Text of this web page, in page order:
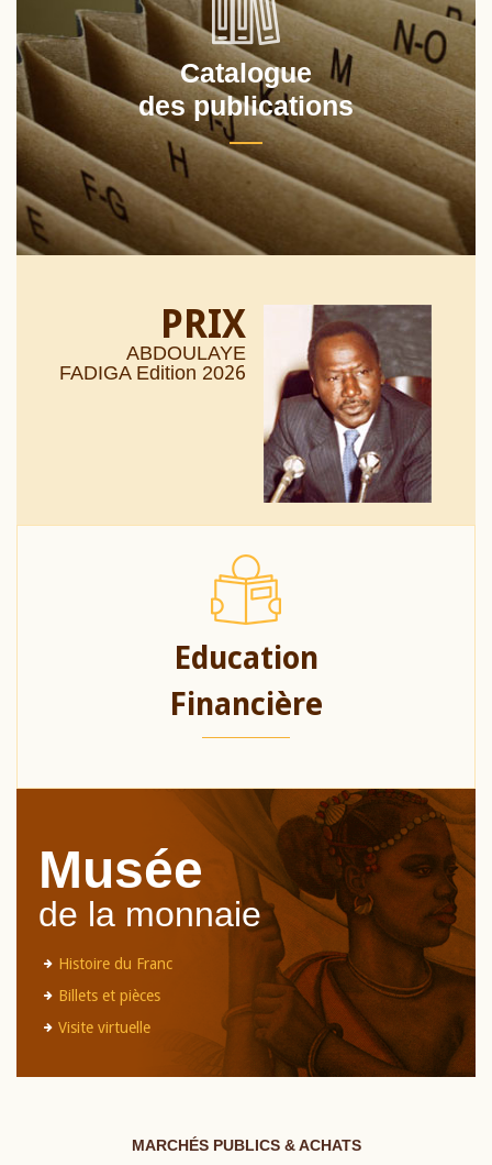
Catalogue
des publications
PRIX
ABDOULAYE
FADIGA Edition 2026
Education
Financière
Musée
de la monnaie
Histoire du Franc
Billets et pièces
Visite virtuelle
MARCHÉS PUBLICS & ACHATS